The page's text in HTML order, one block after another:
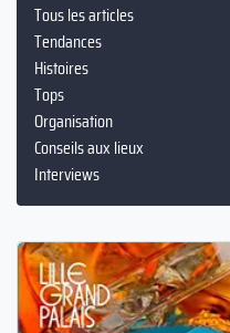
Tous les articles
Tendances
Histoires
Tops
Organisation
Conseils aux lieux
Interviews